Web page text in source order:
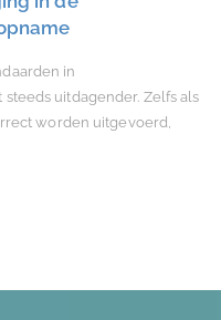
in
uitdagender. Zelfs als
worden uitgevoerd,